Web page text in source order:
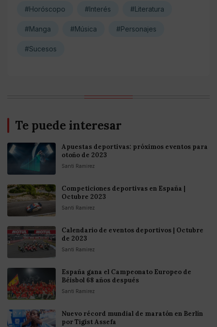
#Horóscopo #Interés #Literatura
#Manga #Música #Personajes
#Sucesos
Te puede interesar
Apuestas deportivas: próximos eventos para
otoño de 2023
Santi Ramirez
Competiciones deportivas en España |
Octubre 2023
Santi Ramirez
Calendario de eventos deportivos | Octubre
de 2023
Santi Ramirez
España gana el Campeonato Europeo de
Béisbol 68 años después
Santi Ramirez
Nuevo récord mundial de maratón en Berlín
por Tigist Assefa